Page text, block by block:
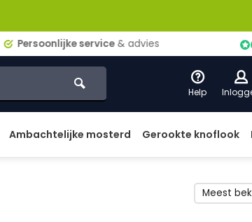
Persoonlijke service& advies
Help
Ambachtelijke mosterd Gerookte knoflook